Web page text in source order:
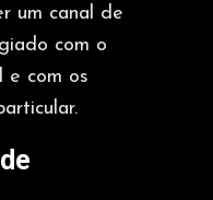
um canal de
com o
e com os